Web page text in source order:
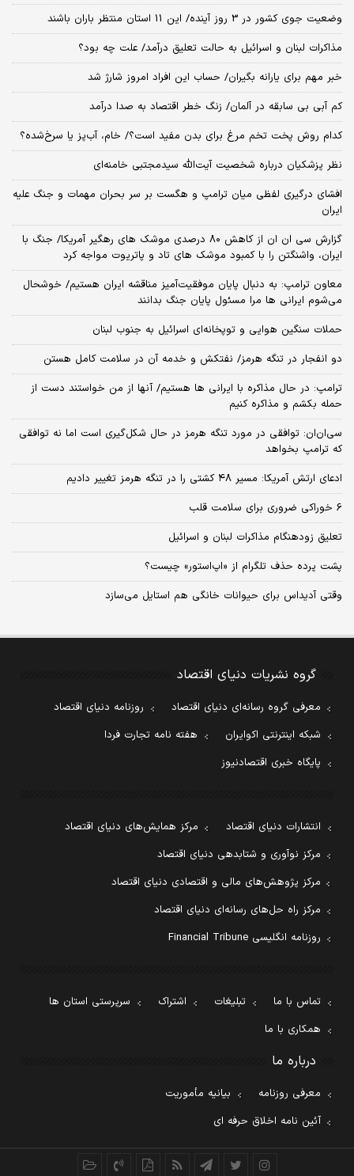
وضعیت جوی کشور در 3 روز آینده/ این 11 استان منتظر باران باشند
مذاکرات لبنان و اسرائیل به حالت تعلیق درآمد/ علت چه بود؟
خبر مهم برای یارانه بگیران/ حساب این افراد امروز شارژ شد
کم آبی بی سابقه در آلمان/ زنگ خطر اقتصاد به صدا درآمد
کدام روش پخت تخم مرغ برای بدن مفید است؟/ خام، آب‌پز یا سرخ‌شده؟
نظر پزشکیان درباره شخصیت آیت‌الله سیدمجتبی خامنه‌ای
افشای درگیری لفظی میان ترامپ و هگست بر سر بحران مهمات و جنگ علیه
ایران
گزارش سی ان ان از کاهش ۸۰ درصدی موشک های رهگیر آمریکا/ جنگ با
ایران، واشنگتن را با کمبود موشک های تاد و پاتریوت مواجه کرد
معاون ترامپ: به دنبال پایان موفقیت‌آمیز مناقشه ایران هستیم/ خوشحال
می‌شوم ایرانی ها مرا مسئول پایان جنگ بدانند
حملات سنگین هوایی و توپخانه‌ای اسرائیل به جنوب لبنان
دو انفجار در تنگه هرمز/ نفتکش و خدمه آن در سلامت کامل هستن
ترامپ: در حال مذاکره با ایرانی ها هستیم/ آنها از من خواستند دست از
حمله بکشم و مذاکره کنیم
سی‌ان‌ان: توافقی در مورد تنگه هرمز در حال شکل‌گیری است اما نه توافقی
که ترامپ بخواهد
ادعای ارتش آمریکا: مسیر ۴۸ کشتی را در تنگه هرمز تغییر دادیم
6 خوراکی ضروری برای سلامت قلب
تعلیق زودهنگام مذاکرات لبنان و اسرائیل
پشت پرده حذف تلگرام از «اپ‌استور» چیست؟
وقتی آدیداس برای حیوانات خانگی هم استایل می‌سازد
گروه نشریات دنیای اقتصاد
معرفی گروه رسانه‌ای دنیای اقتصاد
روزنامه دنیای اقتصاد
شبکه اینترنتی اکوایران
هفته نامه تجارت فردا
پایگاه خبری اقتصادنیوز
انتشارات دنیای اقتصاد
مرکز همایش‌های دنیای اقتصاد
مرکز نوآوری و شتابدهی دنیای اقتصاد
مرکز پژوهش‌های مالی و اقتصادی دنیای اقتصاد
مرکز راه حل‌های رسانه‌ای دنیای اقتصاد
روزنامه انگلیسی Financial Tribune
تماس با ما تبلیغات اشتراک
سرپرستی استان ها
همکاری با ما
درباره ما
معرفی روزنامه
بیانیه مأموریت
آئین نامه اخلاق حرفه ای